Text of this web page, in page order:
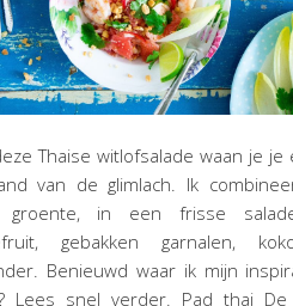
Thaise witlofsalade waan je je
van de glimlach. Ik
groente, in een frisse
gebakken garnalen,
Benieuwd waar ik mijn
Lees snel verder. Pad thai De